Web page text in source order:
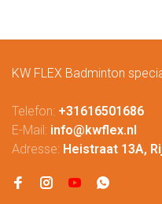
KW FLEX Badminton
Telefon: +31616501686
E-Mail: info@kwflex.nl
Adresse: Heistraat 13A,